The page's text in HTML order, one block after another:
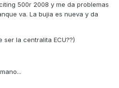
500r 2008 y me da problemas
va. La bujia es nueva y da
la centralita ECU??)